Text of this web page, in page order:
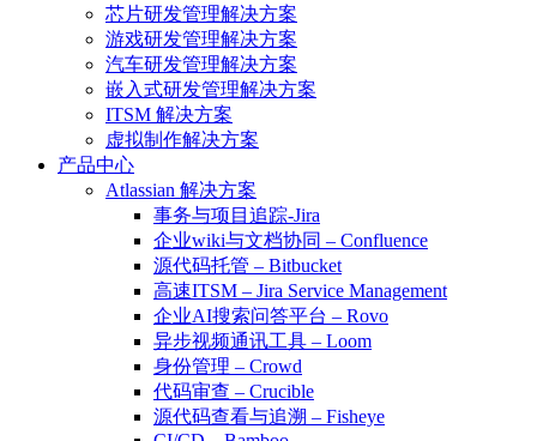
芯片研发管理解决方案
游戏研发管理解决方案
汽车研发管理解决方案
嵌入式研发管理解决方案
ITSM 解决方案
虚拟制作解决方案
产品中心
Atlassian 解决方案
事务与项目追踪-Jira
企业wiki与文档协同 – Confluence
源代码托管 – Bitbucket
高速ITSM – Jira Service Management
企业AI搜索问答平台 – Rovo
异步视频通讯工具 – Loom
身份管理 – Crowd
代码审查 – Crucible
源代码查看与追溯 – Fisheye